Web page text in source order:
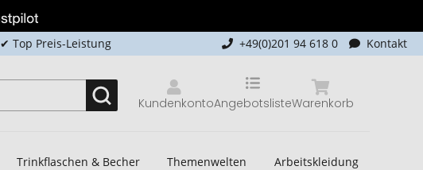
✔ Top Preis-Leistung +49(0)201 94 618 0 Kontakt
Kundenkonto Warenkorb
Angebotsliste
Trinkflaschen & Becher Themenwelten Arbeitskleidung